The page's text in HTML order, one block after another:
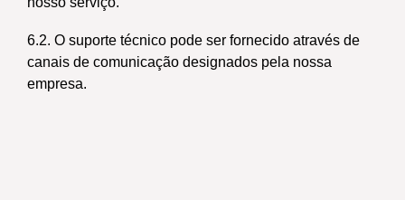
6.2. O suporte técnico pode ser fornecido através de
canais de comunicação designados pela nossa
empresa.